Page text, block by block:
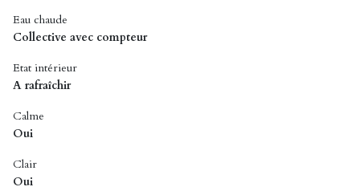
Eau chaude
Collective avec compteur
Etat intérieur
A rafraîchir
Calme
Oui
Clair
Oui